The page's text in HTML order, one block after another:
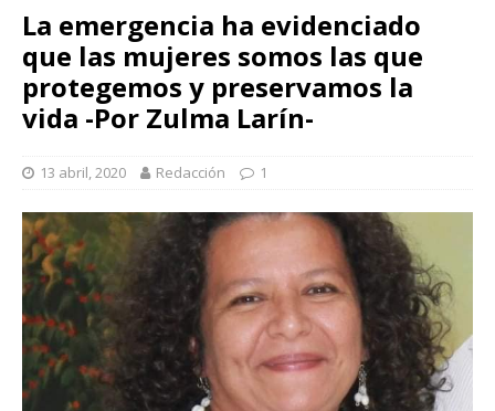
La emergencia ha evidenciado
que las mujeres somos las que
protegemos y preservamos la
vida -Por Zulma Larín-
13 abril, 2020 Redacción 1